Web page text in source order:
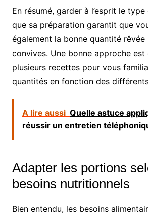
En résumé, garder à l’esprit le
que sa préparation garantit que
également la bonne quantité
convives. Une bonne approche
plusieurs recettes pour vous
quantités en fonction des
A lire aussi Quelle astuce
réussir un entretien
Adapter les portions
besoins nutritionnels
Bien entendu, les besoins